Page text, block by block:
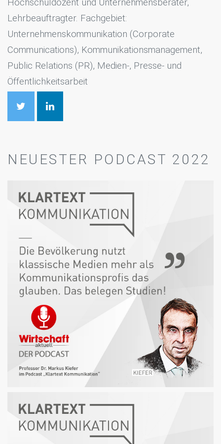
Hochschuldozent und Unternehmensberater,
Lehrbeauftragter. Fachgebiet:
Unternehmenskommunikation (Corporate
Communications), Kommunikationsmanagement,
Public Relations (PR), Medien-, Presse- und
Öffentlichkeitsarbeit
NEUESTER PODCAST 2022